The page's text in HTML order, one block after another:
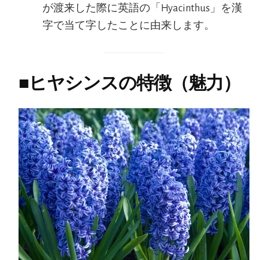
が渡来した際に英語の「Hyacinthus」を漢
字で当て字したことに由来します。
■ヒヤシンスの特徴（魅力）